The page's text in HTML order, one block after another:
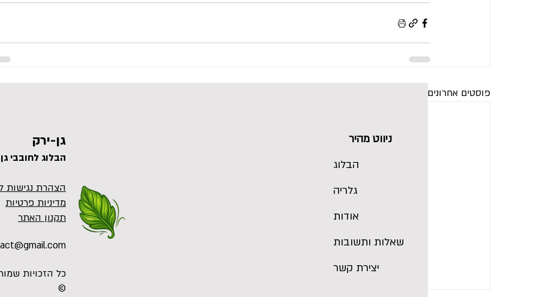
פוסטים אחרונים
גן-ירק
הבלוג לחובבי
הצהרת נגישות
מדיניות פרטיות
תקנון האתר
©
ניווט מהיר
הבלוג
גלריה
אודות
שאלות ותשובות
יצירת קשר